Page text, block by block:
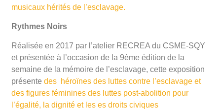
musicaux hérités de l’esclavage.
Rythmes Noirs
Réalisée en 2017 par l’atelier RECREA du CSME-SQY
et présentée à l’occasion de la 9ème édition de la
semaine de la mémoire de l’esclavage, cette exposition
présentedes héroïnes des luttes contre l’esclavage et
des figures féminines des luttes post-abolition pour
l’égalité, la dignité et les es droits civiques